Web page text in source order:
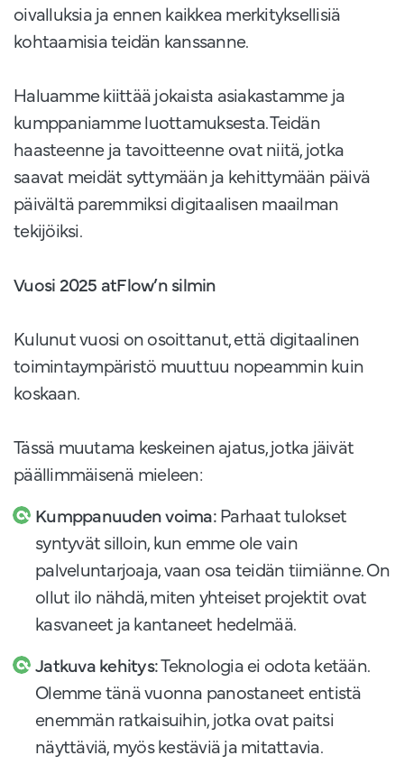
oivalluksia ja ennen kaikkea merkityksellisiä
kohtaamisia teidän kanssanne.
Haluamme kiittää jokaista asiakastamme ja
kumppaniamme luottamuksesta. Teidän
haasteenne ja tavoitteenne ovat niitä, jotka
saavat meidät syttymään ja kehittymään päivä
päivältä paremmiksi digitaalisen maailman
tekijöiksi.
Vuosi 2025 atFlow’n silmin
Kulunut vuosi on osoittanut, että digitaalinen
toimintaympäristö muuttuu nopeammin kuin
koskaan.
Tässä muutama keskeinen ajatus, jotka jäivät
päällimmäisenä mieleen:
Kumppanuuden voima:Parhaat tulokset
syntyvät silloin, kun emme ole vain
palveluntarjoaja, vaan osa teidän tiimiänne. On
ollut ilo nähdä, miten yhteiset projektit ovat
kasvaneet ja kantaneet hedelmää.
Jatkuva kehitys:Teknologia ei odota ketään.
Olemme tänä vuonna panostaneet entistä
enemmän ratkaisuihin, jotka ovat paitsi
näyttäviä, myös kestäviä ja mitattavia.